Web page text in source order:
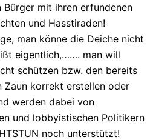
Bürger mit ihren erfundenen
und Hasstiraden!
man könne die Deiche nicht
eigentlich,……. man will
schützen bzw. den bereits
Zaun korrekt erstellen oder
werden dabei von
und lobbyistischen Politikern
noch unterstützt!